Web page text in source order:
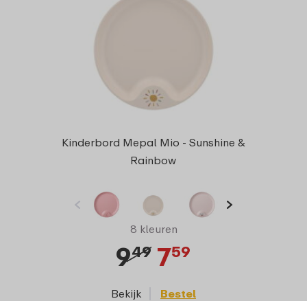
Kinderbord Mepal Mio - Sunshine &
Rainbow
8 kleuren
949 759
Bekijk Bestel